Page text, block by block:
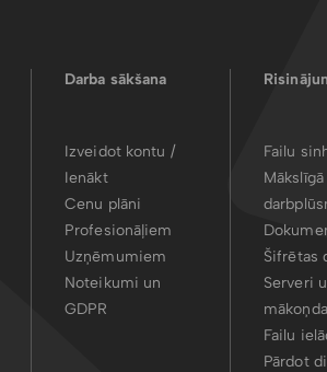
Darba sākšana
Izveidot kontu /
Ienākt
Cenu plāni
Profesionāļiem
Uzņēmumiem
Noteikumi un
GDPR
Failu
Šifrētas
Serveri
Failu
Pārdot